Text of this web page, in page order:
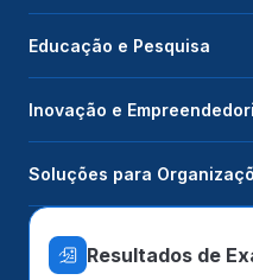
Educação e Pesquisa
Inovação e
Soluções para
Resultados de